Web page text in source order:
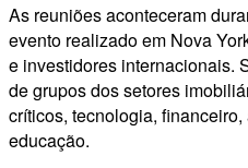
As reuniões aconteceram
evento realizado em Nova
e investidores internacionais.
de grupos dos setores
críticos, tecnologia,
educação.